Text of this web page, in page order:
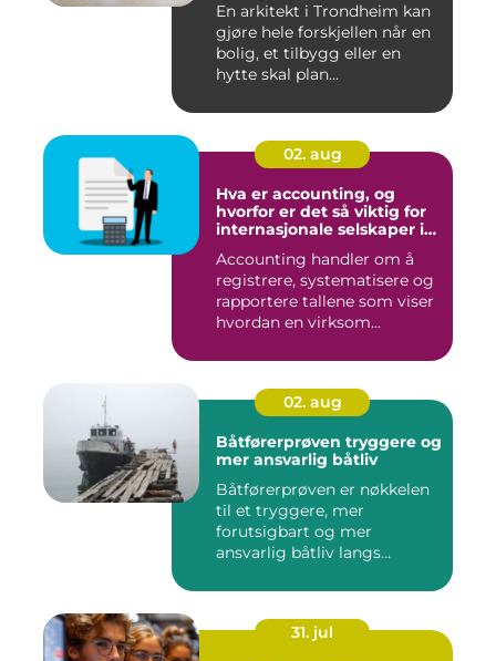
En arkitekt i Trondheim kan
gjøre hele forskjellen når en
bolig, et tilbygg eller en
hytte skal plan...
02. aug
Hva er accounting, og
hvorfor er det så viktig for
internasjonale selskaper i
Accounting handler om å
registrere, systematisere og
rapportere tallene som viser
hvordan en virksom...
02. aug
Båtførerprøven tryggere og
mer ansvarlig båtliv
Båtførerprøven er nøkkelen
til et tryggere, mer
forutsigbart og mer
ansvarlig båtliv langs
31. jul